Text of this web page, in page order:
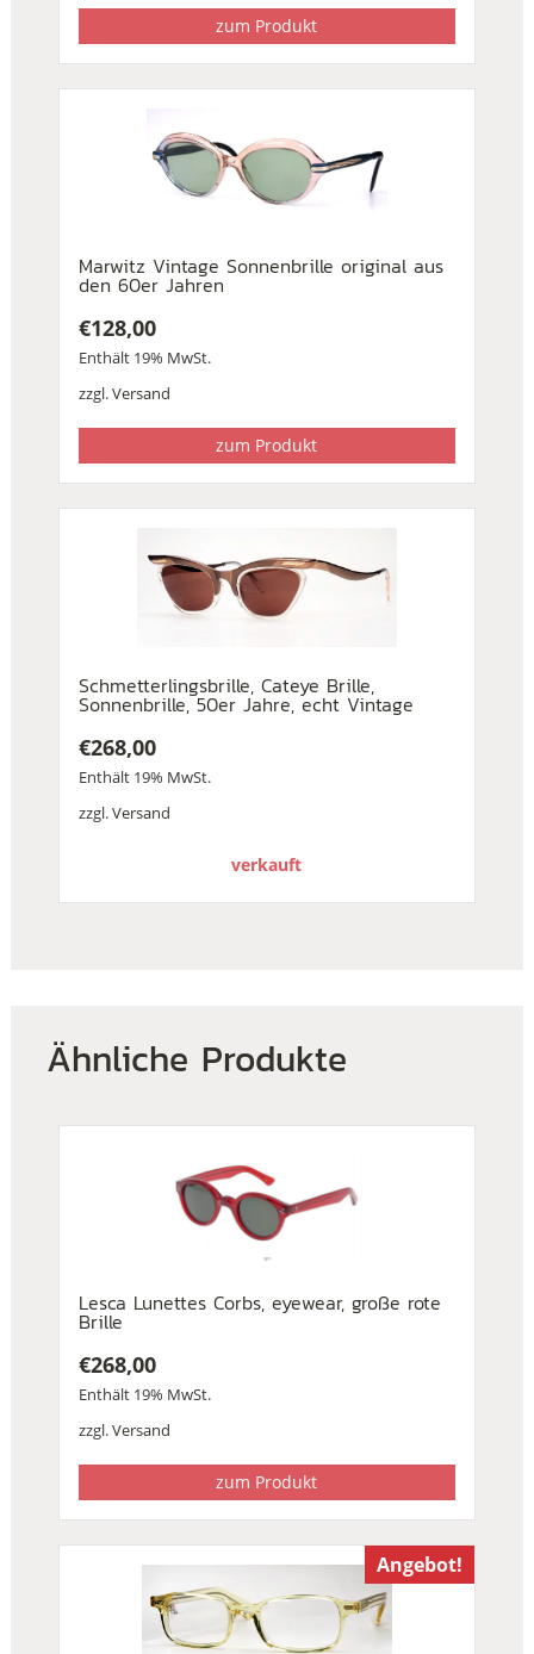
zum Produkt
Marwitz Vintage Sonnenbrille original aus
den 60er Jahren
€128,00
Enthält 19% MwSt.
zzgl.Versand
zum Produkt
Schmetterlingsbrille, Cateye Brille,
Sonnenbrille, 50er Jahre, echt Vintage
€268,00
Enthält 19% MwSt.
zzgl.Versand
verkauft
Ähnliche Produkte
Lesca Lunettes Corbs, eyewear, große rote
Brille
€268,00
Enthält 19% MwSt.
zzgl.Versand
zum Produkt
Angebot!